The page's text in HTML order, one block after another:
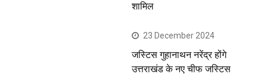
शामिल
23 December 2024
जस्टिस गुहानाथन नरेंद्र होंगे
उत्तराखंड के नए चीफ जस्टिस